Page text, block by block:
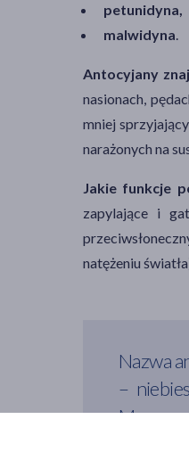
petunidyna,
malwidyna.
Antocyjany
nasionach,
mniej
narażonych na
Jakie funkcje
zapylające i
natężeniu
Nazwa
–